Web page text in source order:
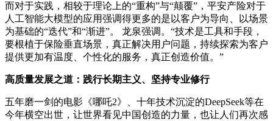
而对于实践，相较于理论上的“重构”与“颠覆”，平安产险对于
人工智能大模型的应用强调得更多的是以客户为导向、以场景
为基础的“迭代”和“渐进”。 龙泉强调。“技术是工具和手段，
要根植于保险垂直场景，真正解决用户问题，持续探索为客户
提供更加有温度、个性化的服务，真正创造价值。”
高质量发展之道：践行长期主义、坚持专业修行
五年磨一剑的电影《哪吒2》、十年技术沉淀的DeepSeek等在
今年横空出世，让世界看见中国创造的力量，也让人们再次感